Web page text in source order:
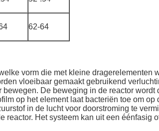
62-64
vorm die met kleine dragerelementen
vloeibaar gemaakt gebruikend
De beweging in de reactor
op het element laat bacteriën toe om
in de lucht voor doorstroming te
Het systeem kan uit een